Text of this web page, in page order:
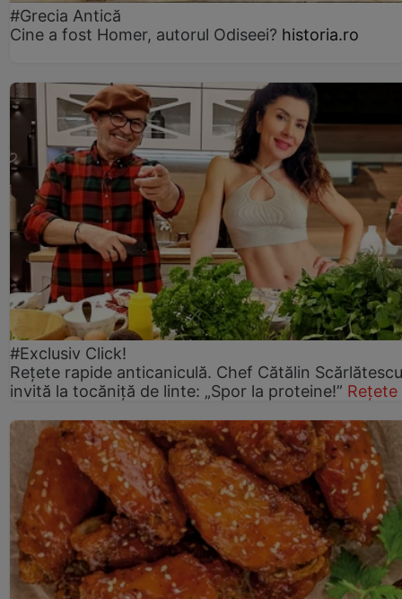
#Grecia Antică
Cine a fost Homer, autorul Odiseei? historia.ro
#Exclusiv Click!
Rețete rapide anticaniculă. Chef Cătălin
invită la tocăniță de linte: „Spor la proteine!” Rețete